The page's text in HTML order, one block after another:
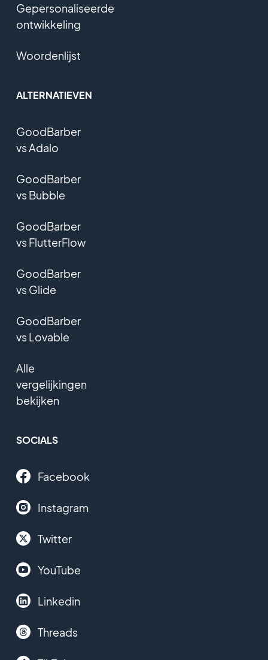
Gepersonaliseerde
ontwikkeling
Woordenlijst
ALTERNATIEVEN
GoodBarber
vs Adalo
GoodBarber
vs Bubble
GoodBarber
vs FlutterFlow
GoodBarber
vs Glide
GoodBarber
vs Lovable
Alle
vergelijkingen
bekijken
SOCIALS
Facebook
Instagram
Twitter
YouTube
Linkedin
Threads